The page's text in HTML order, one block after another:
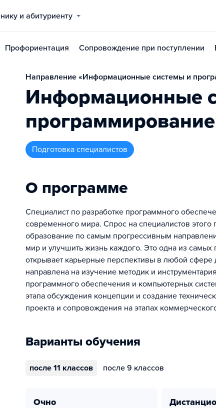
и абитуриенту
Профориентация Сопровождение при поступлении
Направление «Информационные системы и
Информационные
программирование
подготовка специалистов
О программе
Специалист по разработке программного
современного мира. Спрос на специалистов
образование по самым прогрессивным
мир и улучшить жизнь каждого. Это одна из
открывает карьерные перспективы в любой сфере
направлена ​​на изучение методик и
программного обеспечения и компьютерных
этапа обсуждения концепции и создание
проекта и сопровождения на этапах
Варианты обучения
после 11 классов после 9 классов
очно